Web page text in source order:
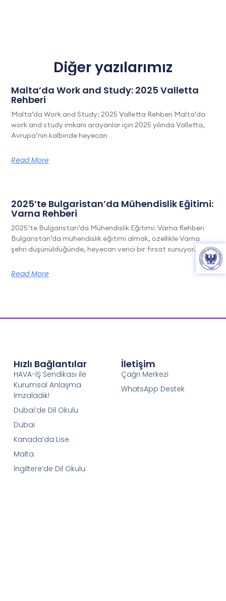
Diğer yazılarımız
Malta’da Work and Study: 2025 Valletta
Rehberi
Malta’da Work and Study: 2025 Valletta Rehberi Malta’da
work and study imkanı arayanlar için 2025 yılında Valletta,
Avrupa’nın kalbinde heyecan
Read More
2025’te Bulgaristan’da Mühendislik Eğitimi:
Varna Rehberi
2025’te Bulgaristan’da Mühendislik Eğitimi: Varna Rehberi
Bulgaristan’da mühendislik eğitimi almak, özellikle Varna
şehri düşünüldüğünde, heyecan verici bir fırsat sunuyor. Bu
Read More
Hızlı Bağlantılar
HAVA-İŞ Sendikası ile
Kurumsal Anlaşma
İmzaladık!
Dubai’de Dil Okulu
Dubai
Kanada’da Lise
Malta
İngiltere’de Dil Okulu
İletişim
Çağrı Merkezi
WhatsApp Destek